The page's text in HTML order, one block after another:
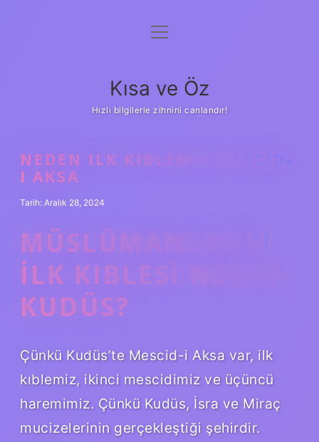
Anasayfa
Yasal Uyarı
menüyü
Kısa ve Öz
Hızlı bilgilerle zihnini canlandır!
NEDEN ILK KIBLEMIZ MESCID-
I AKSA
Tarih: Aralık 28, 2024
MÜSLÜMANLARIN
ILK KIBLESI NEDEN
KUDÜS?
Çünkü Kudüs’te Mescid-i Aksa var, ilk
kıblemiz, ikinci mescidimiz ve üçüncü
haremimiz. Çünkü Kudüs, İsra ve Miraç
mucizelerinin gerçekleştiği şehirdir.